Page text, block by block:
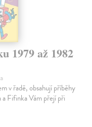
1979 až 1982
v řadě, obsahují příběhy
Fifinka Vám přejí při